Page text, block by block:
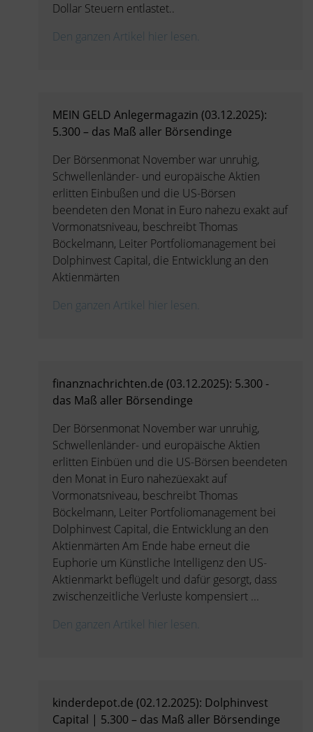
Dollar Steuern entlastet..
Den ganzen Artikel hier lesen.
MEIN GELD Anlegermagazin (03.12.2025):
5.300 – das Maß aller Börsendinge
Der Börsenmonat November war unruhig,
Schwellenländer- und europäische Aktien
erlitten Einbußen und die US-Börsen
beendeten den Monat in Euro nahezu exakt auf
Vormonatsniveau, beschreibt Thomas
Böckelmann, Leiter Portfoliomanagement bei
Dolphinvest Capital, die Entwicklung an den
Aktienmärten
Den ganzen Artikel hier lesen.
finanznachrichten.de (03.12.2025): 5.300 -
das Maß aller Börsendinge
Der Börsenmonat November war unruhig,
Schwellenländer- und europäische Aktien
erlitten Einbüen und die US-Börsen beendeten
den Monat in Euro nahezüexakt auf
Vormonatsniveau, beschreibt Thomas
Böckelmann, Leiter Portfoliomanagement bei
Dolphinvest Capital, die Entwicklung an den
Aktienmärten Am Ende habe erneut die
Euphorie um Künstliche Intelligenz den US-
Aktienmarkt beflügelt und dafür gesorgt, dass
zwischenzeitliche Verluste kompensiert ...
Den ganzen Artikel hier lesen.
kinderdepot.de (02.12.2025): Dolphinvest
Capital | 5.300 – das Maß aller Börsendinge